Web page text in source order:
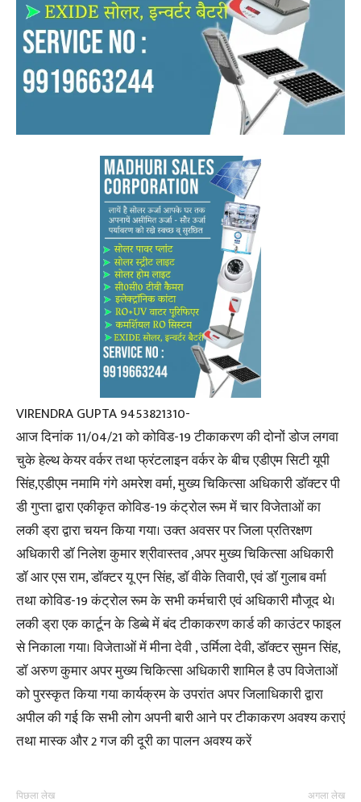
VIRENDRA GUPTA 9453821310-
आज दिनांक 11/04/21 को कोविड-19 टीकाकरण की दोनों डोज लगवा
चुके हेल्थ केयर वर्कर तथा फ्रंटलाइन वर्कर के बीच एडीएम सिटी यूपी
सिंह,एडीएम नमामि गंगे अमरेश वर्मा, मुख्य चिकित्सा अधिकारी डॉक्टर पी
डी गुप्ता द्वारा एकीकृत कोविड-19 कंट्रोल रूम में चार विजेताओं का
लकी ड्रा द्वारा चयन किया गया। उक्त अवसर पर जिला प्रतिरक्षण
अधिकारी डॉ निलेश कुमार श्रीवास्तव ,अपर मुख्य चिकित्सा अधिकारी
डॉ आर एस राम, डॉक्टर यू एन सिंह, डॉ वीके तिवारी, एवं डॉ गुलाब वर्मा
तथा कोविड-19 कंट्रोल रूम के सभी कर्मचारी एवं अधिकारी मौजूद थे।
लकी ड्रा एक कार्टून के डिब्बे में बंद टीकाकरण कार्ड की काउंटर फाइल
से निकाला गया। विजेताओं में मीना देवी , उर्मिला देवी, डॉक्टर सुमन सिंह,
डॉ अरुण कुमार अपर मुख्य चिकित्सा अधिकारी शामिल है उप विजेताओं
को पुरस्कृत किया गया कार्यक्रम के उपरांत अपर जिलाधिकारी द्वारा
अपील की गई कि सभी लोग अपनी बारी आने पर टीकाकरण अवश्य कराएं
तथा मास्क और 2 गज की दूरी का पालन अवश्य करें
पिछला लेख अगला लेख